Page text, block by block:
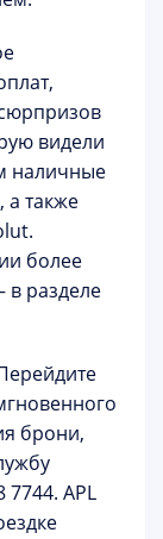
видели
наличные
а также
более
в разделе
брони,
7744. APL